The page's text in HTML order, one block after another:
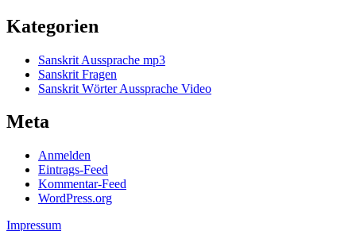
Kategorien
Sanskrit Aussprache mp3
Sanskrit Fragen
Sanskrit Wörter Aussprache Video
Meta
Anmelden
Eintrags-Feed
Kommentar-Feed
WordPress.org
Impressum